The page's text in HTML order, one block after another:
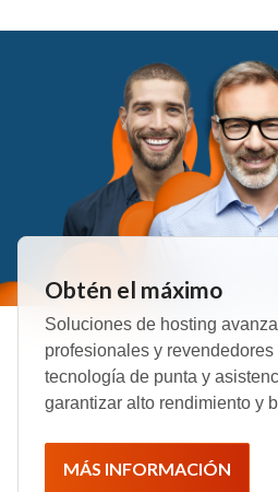
Obtén el máximo
Soluciones de hosting
profesionales y
tecnología de punta y
garantizar alto rendimiento y
MÁS INFORMACIÓN